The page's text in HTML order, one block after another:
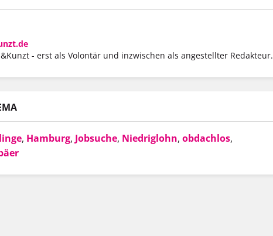
- erst als Volontär und inzwischen als angestellter Redakteur.
, Hamburg, Jobsuche, Niedriglohn, obdachlos,